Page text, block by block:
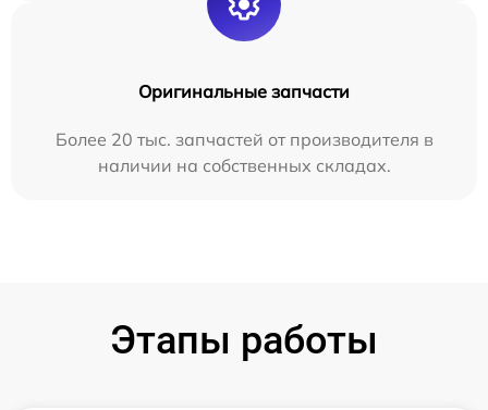
Оригинальные запчасти
Более 20 тыс. запчастей от производителя в
наличии на собственных складах.
Этапы работы